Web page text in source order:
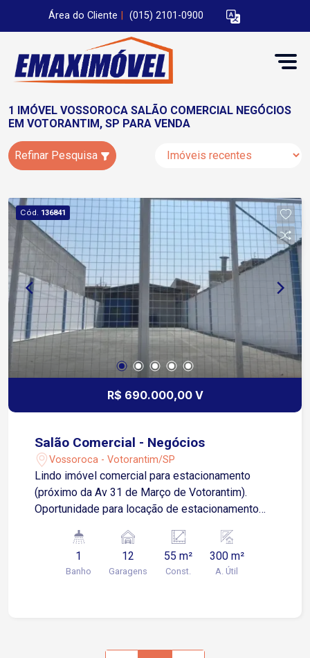
Área do Cliente (015) 2101-0900
1 IMÓVEL VOSSOROCA SALÃO COMERCIAL NEGÓCIOS
EM VOTORANTIM, SP PARA VENDA
Refinar Pesquisa
Cód. 136841
R$ 690.000,00 V
Salão Comercial - Negócios
Vossoroca - Votorantim/SP
Lindo imóvel comercial para estacionamento
(próximo da Av 31 de Março de Votorantim).
Oportunidade para locação de estacionamento
de área construída em um terreno de 300m², ideal
para quem busca espaço e praticidade. Com fácil
acesso e visibilidade, o local é perfeito para
1
Banho
12
Garagens
55 m²
Const.
300 m²
A. Útil